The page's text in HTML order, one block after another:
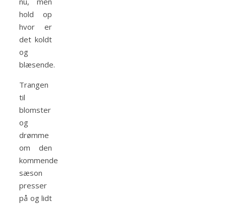
hold op
hvor er
det koldt
og
blæsende.
Trangen
til
blomster
og
drømme
om den
kommende
sæson
presser
på og lidt